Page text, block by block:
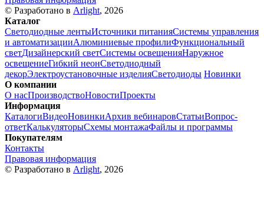
© Разработано в Arlight, 2026
Каталог
Светодиодные лентыИсточники питанияСистемы управления
и автоматизацииАлюминиевые профилиФункциональный
светДизайнерский светСистемы освещенияНаружное
освещениеГибкий неонСветодиодный
декорЭлектроустановочные изделияСветодиоды Новинки
О компании
О насПроизводствоНовостиПроекты
Информация
КаталогиВидеоНовинкиАрхив вебинаровСтатьиВопрос-
ответКалькуляторыСхемы монтажаФайлы и программы
Покупателям
Контакты
Правовая информация
© Разработано в Arlight, 2026